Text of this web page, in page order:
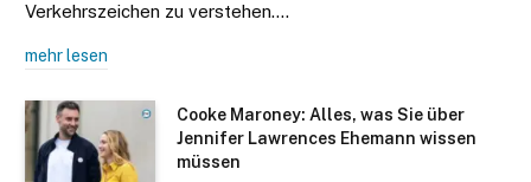
Verkehrszeichen zu verstehen.…
mehr lesen
Cooke Maroney: Alles, was Sie über
Jennifer Lawrences Ehemann wissen
müssen